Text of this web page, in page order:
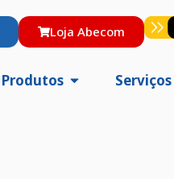
Loja Abecom
Produtos Serviços